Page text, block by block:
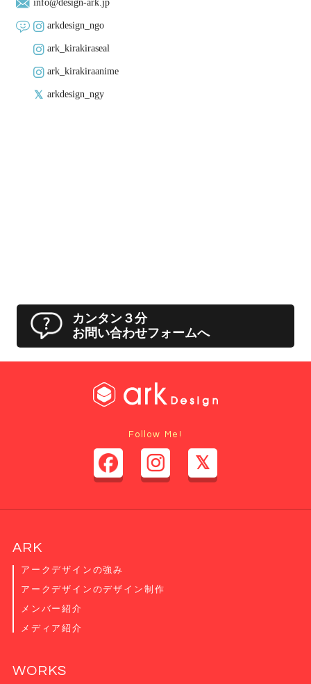
arkdesign_ngo
ark_kirakiraseal
ark_kirakiraanime
arkdesign_ngy
カンタン３分
お問い合わせフォームへ
Follow Me!
ARK
アークデザインの強み
アークデザインのデザイン制作
メンバー紹介
メディア紹介
WORKS